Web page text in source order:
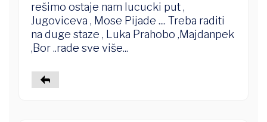
rešimo ostaje nam lucucki put ,
Jugoviceva , Mose Pijade .... Treba raditi
na duge staze , Luka Prahobo ,Majdanpek
,Bor ..rade sve više...